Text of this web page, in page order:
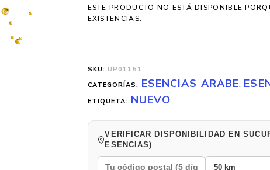
ESTE PRODUCTO NO ESTÁ DISPONIBLE
EXISTENCIAS.
SKU: UP01151
CATEGORÍAS: ESENCIAS ARABE,
ETIQUETA: NUEVO
VERIFICAR DISPONIBILIDAD EN
ESENCIAS)